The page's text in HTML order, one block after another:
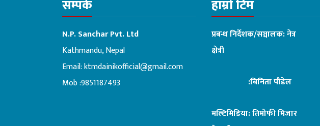
सम्पर्क
N.P. Sanchar Pvt. Ltd
Kathmandu, Nepal
Email:ktmdainikofficial@gmail.com
Mob :9851187493
हाम्रो टिम
प्रबन्ध निर्देशक/सञ्चालक: नेत्र
क्षेत्री
:बिनिता पौडेल
मल्टिमिडिया: तिमोफी मिजार